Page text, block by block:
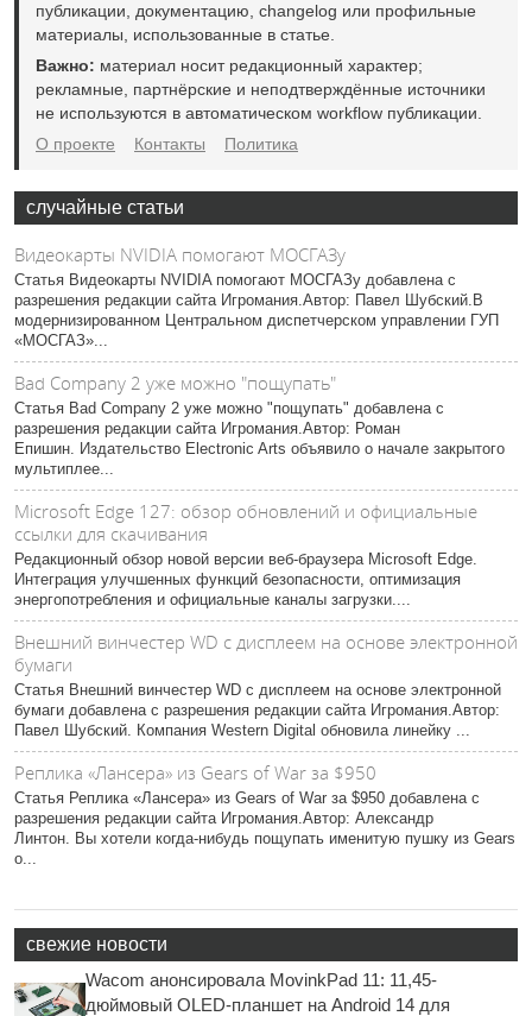
публикации, документацию, changelog или профильные
материалы, использованные в статье.
Важно: материал носит редакционный характер;
рекламные, партнёрские и неподтверждённые источники
не используются в автоматическом workflow публикации.
О проекте
Контакты Политика
случайные статьи
Видеокарты NVIDIA помогают МОСГАЗу
Статья Видеокарты NVIDIA помогают МОСГАЗу добавлена с
разрешения редакции сайта Игромания.Автор: Павел Шубский.В
модернизированном Центральном диспетчерском управлении ГУП
«МОСГАЗ»...
Bad Company 2 уже можно "пощупать"
Статья Bad Company 2 уже можно "пощупать" добавлена с
разрешения редакции сайта Игромания.Автор: Роман
Епишин. Издательство Electronic Arts объявило о начале закрытого
мультиплее...
Microsoft Edge 127: обзор обновлений и официальные
ссылки для скачивания
Редакционный обзор новой версии веб-браузера Microsoft Edge.
Интеграция улучшенных функций безопасности, оптимизация
энергопотребления и официальные каналы загрузки....
Внешний винчестер WD с дисплеем на основе электронной
бумаги
Статья Внешний винчестер WD с дисплеем на основе электронной
бумаги добавлена с разрешения редакции сайта Игромания.Автор:
Павел Шубский. Компания Western Digital обновила линейку ...
Реплика «Лансера» из Gears of War за $950
Статья Реплика «Лансера» из Gears of War за $950 добавлена с
разрешения редакции сайта Игромания.Автор: Александр
Линтон. Вы хотели когда-нибудь пощупать именитую пушку из Gears
o...
свежие новости
Wacom анонсировала MovinkPad 11: 11,45-
дюймовый OLED-планшет на Android 14 для